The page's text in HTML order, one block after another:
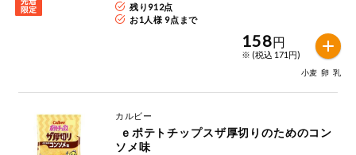
残り 912点
お1人様 9点まで
158円
※ (税込 171円)
小麦 卵 乳
カルビー
ソメ味